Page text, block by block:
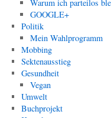
Warum ich parteilos
GOOGLE+
Politik
Mein Wahlprogramm
Mobbing
Sektenausstieg
Gesundheit
Vegan
Umwelt
Buchprojekt